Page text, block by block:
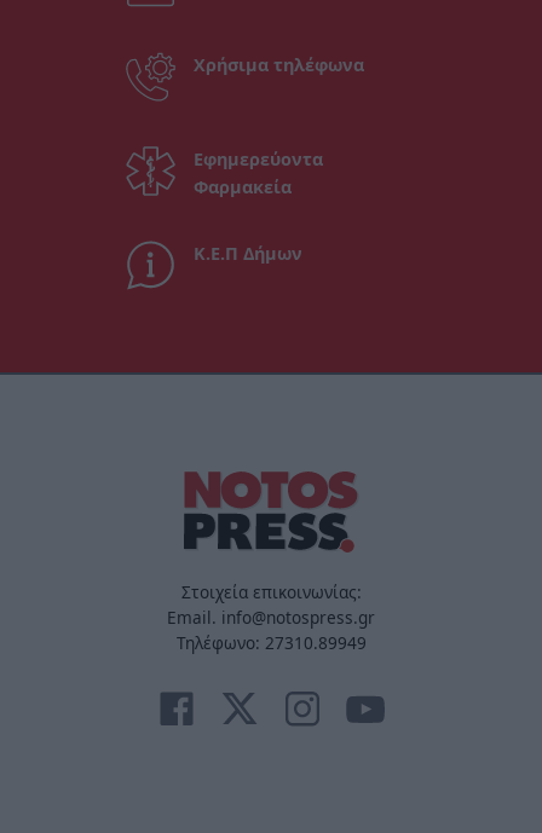
Χρήσιμα τηλέφωνα
Εφημερεύοντα
Φαρμακεία
Κ.Ε.Π Δήμων
Στοιχεία επικοινωνίας:
Email. info@notospress.gr
Τηλέφωνο: 27310.89949